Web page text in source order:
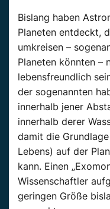
Bislang haben
Planeten entdeckt,
umkreisen –
Planeten könnten –
lebensfreundlich
der sogenannten
innerhalb jener
innerhalb derer
damit die
Lebens) auf der
kann. Einen
Wissenschaftler
geringen Größe